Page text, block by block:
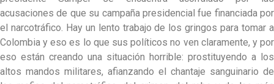
acusaciones de que su campaña presidencial fue financiada por
el narcotráfico. Hay un lento trabajo de los gringos para tomar a
Colombia y eso es lo que sus políticos no ven claramente, y por
eso están creando una situación horrible: prostituyendo a los
altos mandos militares, afianzando el chantaje sanguinario de